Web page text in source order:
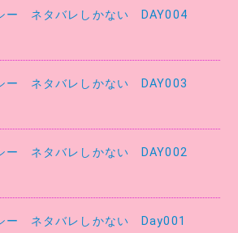
ー ネタバレしかない DAY004
ー ネタバレしかない DAY003
ー ネタバレしかない DAY002
ー ネタバレしかない Day001